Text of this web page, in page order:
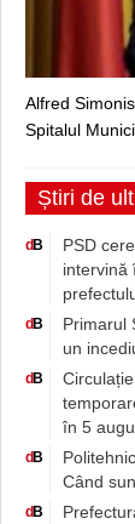
Alfred
Spitalul
Știri de
dB
PSD
intervină
dB
Primarul
un
dB
în 5
dB
Când
dB